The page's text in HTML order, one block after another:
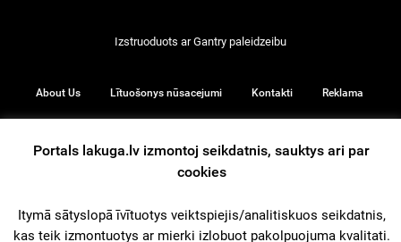
Izstruoduots arGantry paleidzeibu
About Us Lītuošonys nūsacejumi Kontakti Reklama
© 2026
Portals lakuga.lv izmontoj seikdatnis, sauktys ari par
cookies
Itymā sātyslopā īvītuotys veiktspiejis/analitiskuos seikdatnis,
kas teik izmontuotys ar mierki izlobuot pakolpuojuma kvalitati.